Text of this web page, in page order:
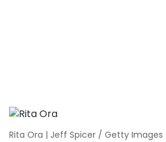
Rita Ora | Jeff Spicer / Getty Images